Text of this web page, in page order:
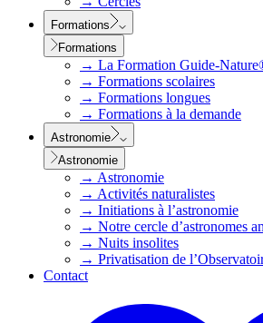
Formations
Formations
→ La Formation Guide-
→ Formations scolaires
→ Formations longues
→ Formations à la demande
Astronomie
Astronomie
→ Astronomie
→ Activités naturalistes
→ Initiations à l’astronomie
→ Notre cercle d’astronomes
→ Nuits insolites
→ Privatisation de
Contact